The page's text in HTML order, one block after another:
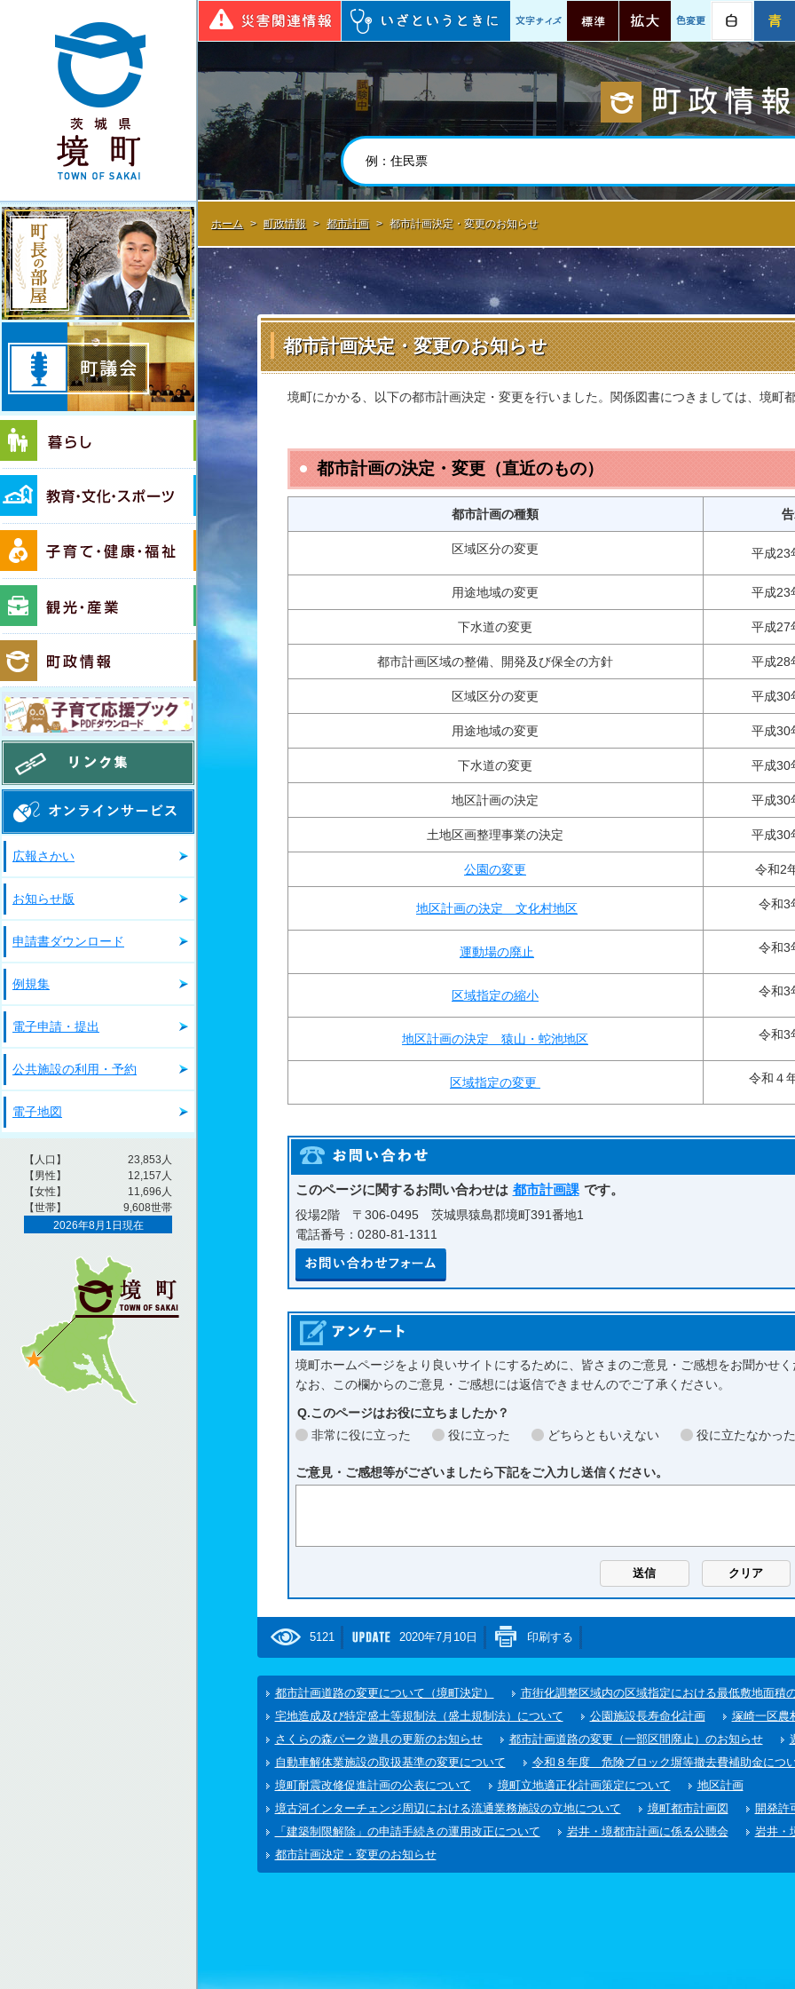
境町公式ホームページ
町長の部屋
町議会
暮らし
教育・文化・スポーツ
子育て・健康・福祉
町政情報
広報さかい
お知らせ版
申請書ダウンロード
例規集
電子申請・提出
公共施設の利用・予約
電子地図
災害関連情報 標準 色変更
ホーム > 町政情報 > 都市計画 > 都市計画決定・変更のお知らせ
都市計画決定・変更のお知らせ
境町にかかる、以下の都市計画決定・変更を行いました。関係図書につきましては、境町
都市計画の決定・変更（直近のもの）
都市計画の種類
区域区分の変更 平成23
用途地域の変更 平成23
下水道の変更 平成27
都市計画区域の整備、開発及び保全の方針 平成28
区域区分の変更 平成30
用途地域の変更 平成30
下水道の変更 平成30
地区計画の決定 平成30
土地区画整理事業の決定 平成30
公園の変更 令和2
地区計画の決定 文化村地区 令和3
運動場の廃止 令和3
区域指定の縮小 令和3
地区計画の決定 猿山・蛇池地区 令和3
区域指定の変更 令和４
このページに関するお問い合わせは 都市計画課 です。
役場2階 〒306-0495 茨城県猿島郡境町391番地1
電話番号：0280-81-1311
境町ホームページをより良いサイトにするために、皆さまのご意見・ご感想をお聞かせく
なお、この欄からのご意見・ご感想には返信できませんのでご了承ください。
Q.このページはお役に立ちましたか？
非常に役に立った
役に立った どちらともいえない 役に立たなかった
ご意見・ご感想等がございましたら下記をご入力し送信ください。
5121 2020年7月10日 印刷する
都市計画道路の変更について（境町決定） 市街化調整区域内の区域指定における最低敷地面積
宅地造成及び特定盛土等規制法（盛土規制法）について
公園施設長寿命化計画
塚崎一区農
さくらの森パーク遊具の更新のお知らせ
都市計画道路の変更（一部区間廃止）のお知らせ
自動車解体業施設の取扱基準の変更について
令和８年度 危険ブロック塀等撤去費補助金につ
境町耐震改修促進計画の公表について
境町立地適正化計画策定について
地区計画
境古河インターチェンジ周辺における流通業務施設の立地について
境町都市計画図 開発許
「建築制限解除」の申請手続きの運用改正について
岩井・境都市計画に係る公聴会 岩井・
都市計画決定・変更のお知らせ